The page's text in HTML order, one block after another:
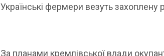
Українські фермери везуть захоплену
За планами кремлівської влади